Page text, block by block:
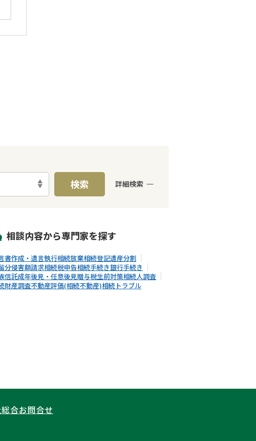
検索 詳細検索
相談内容から専門家を探す
書作成・遺言執行相続放棄相続登記遺産分割
分侵害額請求相続税申告相続手続き銀行手続き
信託成年後見・任意後見贈与税生前対策相続人調査
財産調査不動産評価(相続不動産)相続トラブル
総合お問合せ